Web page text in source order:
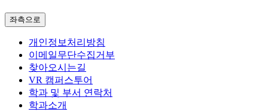
좌측으로
개인정보처리방침
이메일무단수집거부
찾아오시는길
VR 캠퍼스투어
학과 및 부서 연락처
학과소개